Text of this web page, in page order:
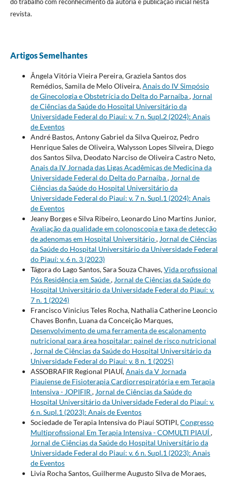
revista.
Artigos Semelhantes
Ângela Vitória Vieira Pereira, Graziela Santos dos
Remédios, Samila de Melo Oliveira,Anais do IV Simpósio
de Ginecologia e Obstetrícia do Delta do Parnaíba, Jornal
de Ciências da Saúde do Hospital Universitário da
Universidade Federal do Piauí: v. 7 n. Supl.2 (2024): Anais
de Eventos
André Bastos, Antony Gabriel da Silva Queiroz, Pedro
Henrique Sales de Oliveira, Walysson Lopes Silveira, Diego
dos Santos Silva, Deodato Narciso de Oliveira Castro Neto,
Anais da IV Jornada das Ligas Acadêmicas de Medicina da
Universidade Federal do Delta do Parnaíba, Jornal de
Ciências da Saúde do Hospital Universitário da
Universidade Federal do Piauí: v. 7 n. Supl.1 (2024): Anais
de Eventos
Jeany Borges e Silva Ribeiro, Leonardo Lino Martins Junior,
Avaliação da qualidade em colonoscopia e taxa de detecção
de adenomas em Hospital Universitário, Jornal de Ciências
da Saúde do Hospital Universitário da Universidade Federal
do Piauí: v. 6 n. 3 (2023)
Tágora do Lago Santos, Sara Souza Chaves,Vida profissional
Pós Residência em Saúde, Jornal de Ciências da Saúde do
Hospital Universitário da Universidade Federal do Piauí: v.
7 n. 1 (2024)
Francisco Vinicius Teles Rocha, Nathalia Catherine Leoncio
Chaves Bonfin, Luana da Conceição Marques,
Desenvolvimento de uma ferramenta de escalonamento
nutricional para área hospitalar: painel de risco nutricional
, Jornal de Ciências da Saúde do Hospital Universitário da
Universidade Federal do Piauí: v. 8 n. 1 (2025)
ASSOBRAFIR Regional PIAUÍ,Anais da V Jornada
Piauiense de Fisioterapia Cardiorrespiratória e em Terapia
Intensiva - JOPIFIR , Jornal de Ciências da Saúde do
Hospital Universitário da Universidade Federal do Piauí: v.
6 n. Supl.1 (2023): Anais de Eventos
Sociedade de Terapia Intensiva do Piauí SOTIPI,Congresso
Multiprofissional Em Terapia Intensiva - COMULTI PIAUÍ,
Jornal de Ciências da Saúde do Hospital Universitário da
Universidade Federal do Piauí: v. 6 n. Supl.1 (2023): Anais
de Eventos
Livia Rocha Santos, Guilherme Augusto Silva de Moraes,